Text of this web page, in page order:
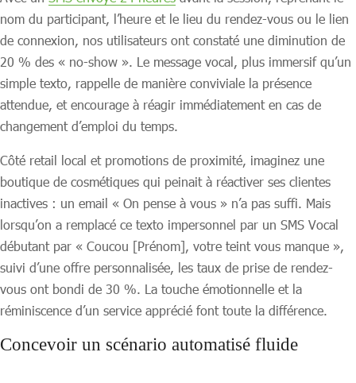
nom du participant, l’heure et le lieu du rendez-vous ou le lien
de connexion, nos utilisateurs ont constaté une diminution de
20 % des « no-show ». Le message vocal, plus immersif qu’un
simple texto, rappelle de manière conviviale la présence
attendue, et encourage à réagir immédiatement en cas de
changement d’emploi du temps.
Côté retail local et promotions de proximité, imaginez une
boutique de cosmétiques qui peinait à réactiver ses clientes
inactives : un email « On pense à vous » n’a pas suffi. Mais
lorsqu’on a remplacé ce texto impersonnel par un SMS Vocal
débutant par « Coucou [Prénom], votre teint vous manque »,
suivi d’une offre personnalisée, les taux de prise de rendez-
vous ont bondi de 30 %. La touche émotionnelle et la
réminiscence d’un service apprécié font toute la différence.
Concevoir un scénario automatisé fluide